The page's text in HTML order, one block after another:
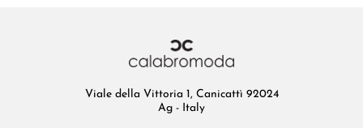
Viale della Vittoria 1, Canicattì 92024
Ag - Italy